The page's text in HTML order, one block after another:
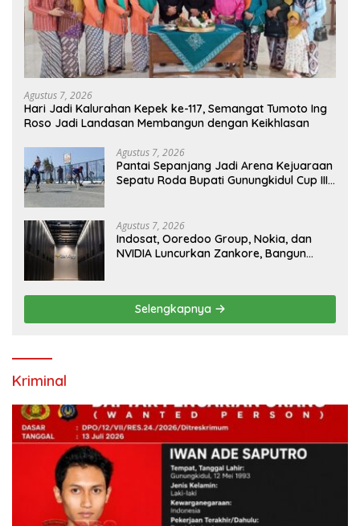
Agustus 7, 2026
Hari Jadi Kalurahan Kepek ke-117, Semangat Tumoto Ing
Roso Jadi Landasan Membangun dengan Keikhlasan
Agustus 7, 2026
Pantai Sepanjang Jadi Arena Kejuaraan
Sepatu Roda Bupati Gunungkidul Cup III
Agustus 7, 2026
Indosat, Ooredoo Group, Nokia, dan
NVIDIA Luncurkan Zankore, Bangun
Selengkapnya
Kriminal